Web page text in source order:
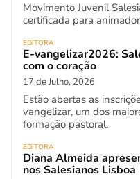
Movimento Juvenil
certificada para
EDITORA
E-vangelizar2026:
com o coração
17 de Julho, 2026
Estão abertas as
vangelizar, um dos
formação pastoral.
EDITORA
Diana Almeida
nos Salesianos Lisboa